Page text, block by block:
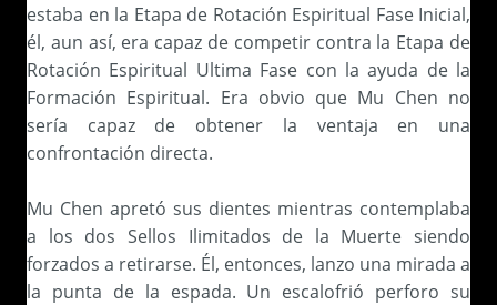
estaba en la Etapa de Rotación Espiritual Fase Inicial,
él, aun así, era capaz de competir contra la Etapa de
Rotación Espiritual Ultima Fase con la ayuda de la
Formación Espiritual. Era obvio que Mu Chen no
sería capaz de obtener la ventaja en una
confrontación directa.
Mu Chen apretó sus dientes mientras contemplaba
a los dos Sellos Ilimitados de la Muerte siendo
forzados a retirarse. Él, entonces, lanzo una mirada a
la punta de la espada. Un escalofrió perforo su